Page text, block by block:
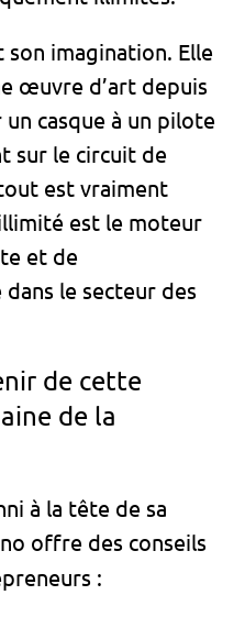
imagination. Elle
œuvre d’art depuis
casque à un pilote
sur le circuit de
est vraiment
est le moteur
et de
le secteur des
de cette
de la
à la tête de sa
offre des conseils
: